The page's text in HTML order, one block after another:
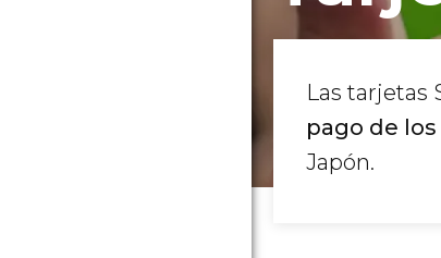
Las tarjetas
pago de
Japón.